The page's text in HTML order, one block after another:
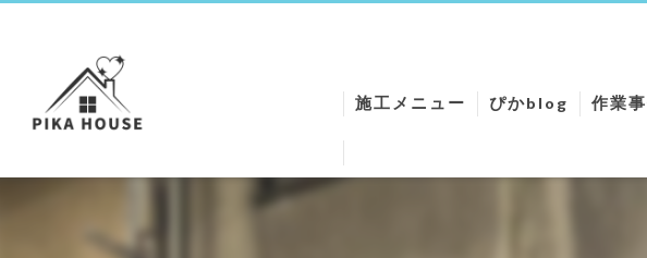
施工メニュー
ワックスクリーニング
ぴかblog 作業